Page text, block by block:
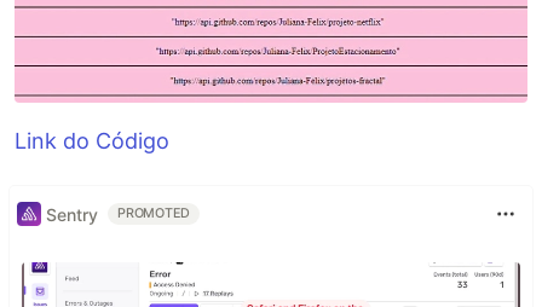
Link do Código
Sentry PROMOTED